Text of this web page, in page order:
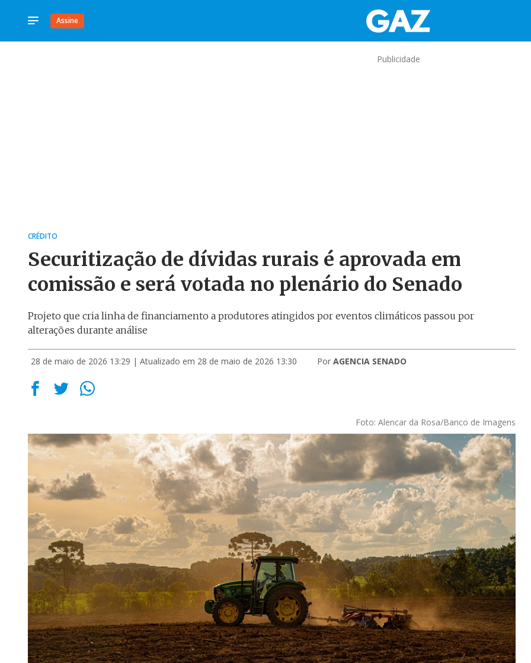
Assine
Publicidade
CRÉDITO
Securitização de dívidas rurais é aprovada em
comissão e será votada no plenário do Senado
Projeto que cria linha de financiamento a produtores atingidos por eventos climáticos passou por
alterações durante análise
28 de maio de 2026 13:29 | Atualizado em 28 de maio de 2026 13:30 Por AGENCIA SENADO
Foto: Alencar da Rosa/Banco de Imagens